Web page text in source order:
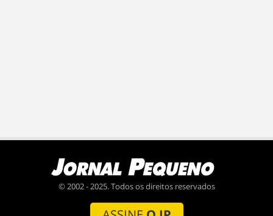
© 2002 - 2025. Todos os direitos reservados